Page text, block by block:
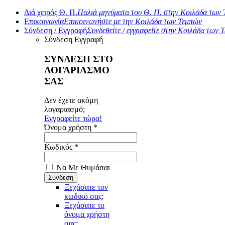
Διά χειρός Θ. Π.Παλιά μηνύματα του Θ. Π. στην Κοιλάδα των
ΕπικοινωνίαΕπικοινωνήστε με την Κοιλάδα των Τεμπών
Σύνδεση / ΕγγραφήΣυνδεθείτε / εγγραφείτε στην Κοιλάδα των
Σύνδεση Εγγραφή
ΣΥΝΔΕΣΗ ΣΤΟ
ΛΟΓΑΡΙΑΣΜΟ
ΣΑΣ
Δεν έχετε ακόμη
λογαριασμό;
Εγγραφείτε τώρα!
Όνομα χρήστη *
Κωδικός *
Να Με Θυμάσαι
Ξεχάσατε τον
κωδικό σας;
Ξεχάσατε το
όνομα χρήστη